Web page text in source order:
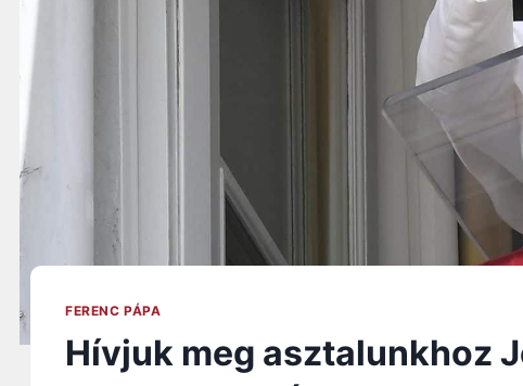
FERENC PÁPA
Hívjuk meg asztalunkhoz